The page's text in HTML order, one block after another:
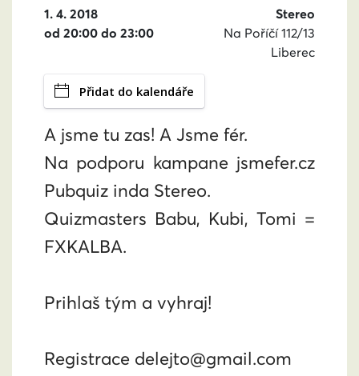
1. 4. 2018
od 20:00 do 23:00
Stereo
Na Poříčí 112/13
Liberec
Přidat do kalendáře
A jsme tu zas! A Jsme fér.
Na podporu kampane jsmefer.cz
Pubquiz inda Stereo.
Quizmasters Babu, Kubi, Tomi =
FXKALBA.
Prihlaš tým a vyhraj!
Registrace delejto@gmail.com